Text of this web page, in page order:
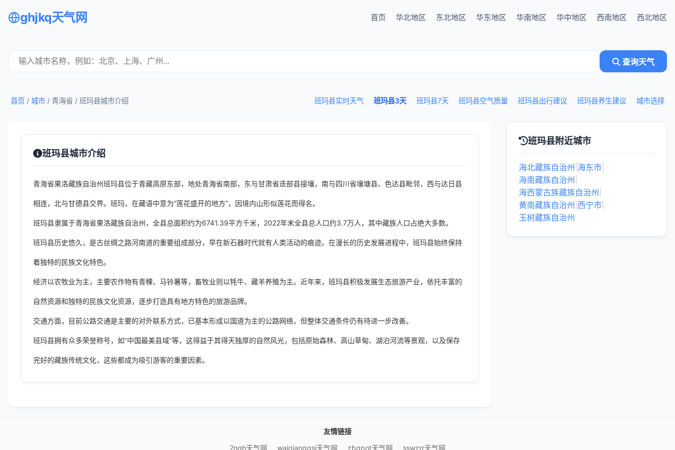
ghjkq天气网 首页 华北地区 东北地区 华东地区 华南地区 华中地区 西南地区 西北地区
查询天气
班玛县实时天气 班玛县3天 班玛县7天 班玛县空气质量 班玛县出行建议 班玛县养生建议 城市选择
首页 / 城市 / 青海省 / 班玛县城市介绍
班玛县城市介绍
青海省果洛藏族自治州班玛县位于青藏高原东部，地处青海省南部，东与甘肃省迭部县接壤，南与四川省壤塘县、色达县毗邻，西与达日县
相连，北与甘德县交界。班玛，在藏语中意为“莲花盛开的地方”，因境内山形似莲花而得名。
班玛县隶属于青海省果洛藏族自治州，全县总面积约为6741.39平方千米，2022年末全县总人口约3.7万人，其中藏族人口占绝大多数。
班玛县历史悠久，是古丝绸之路河南道的重要组成部分，早在新石器时代就有人类活动的痕迹。在漫长的历史发展进程中，班玛县始终保持
着独特的民族文化特色。
经济以农牧业为主，主要农作物有青稞、马铃薯等，畜牧业则以牦牛、藏羊养殖为主。近年来，班玛县积极发展生态旅游产业，依托丰富的
自然资源和独特的民族文化资源，逐步打造具有地方特色的旅游品牌。
交通方面，目前公路交通是主要的对外联系方式，已基本形成以国道为主的公路网络，但整体交通条件仍有待进一步改善。
班玛县拥有众多荣誉称号，如“中国最美县域”等，这得益于其得天独厚的自然风光，包括原始森林、高山草甸、湖泊河流等景观，以及保存
完好的藏族传统文化，这些都成为吸引游客的重要因素。
班玛县附近城市
海北藏族自治州 海东市
海南藏族自治州
海西蒙古族藏族自治州
黄南藏族自治州 西宁市
玉树藏族自治州
友情链接
2nqh天气网
waiqianggsi天气网 zbgpot天气网 sswzrr天气网